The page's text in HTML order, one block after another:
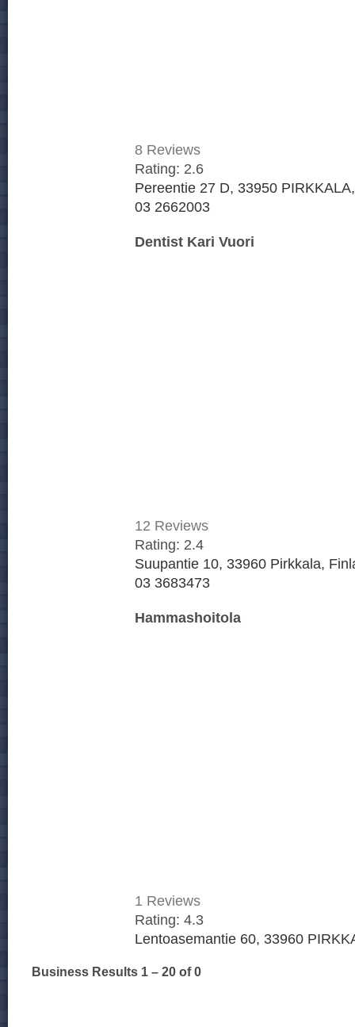
8 Reviews
Rating: 2.6
Pereentie 27 D, 33950
03 2662003
Dentist Kari Vuori
12 Reviews
Rating: 2.4
Suupantie 10, 33960 Pirkkala,
03 3683473
Hammashoitola
1 Reviews
Rating: 4.3
Lentoasemantie 60, 33960
Business Results 1 – 20 of 0